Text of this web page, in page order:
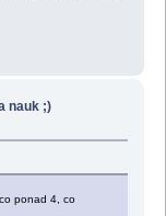
nauk ;)
ponad 4, co